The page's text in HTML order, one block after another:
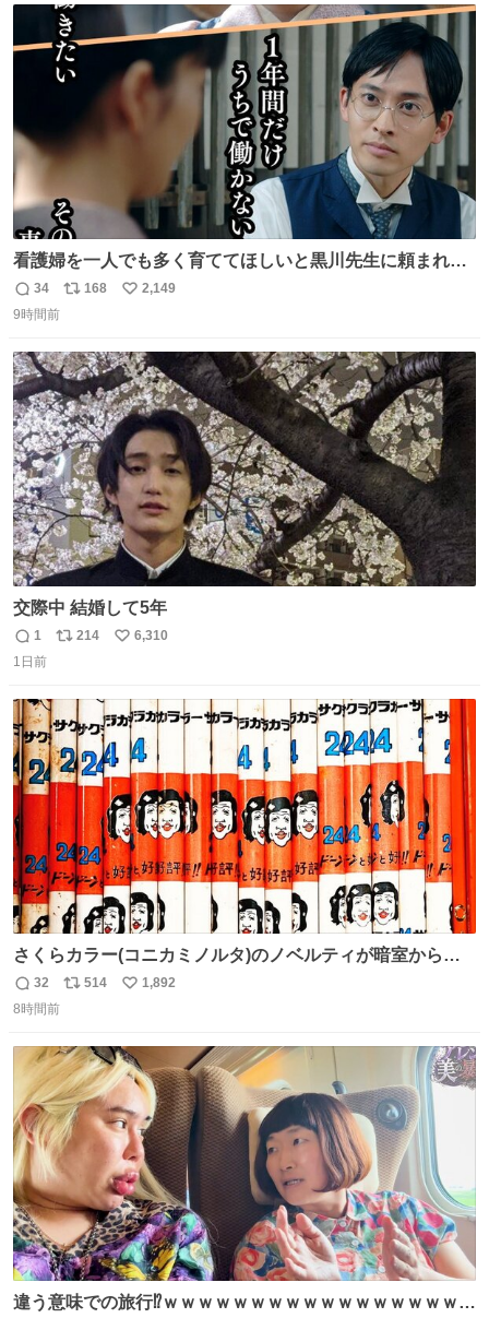
ト
数
数
看護婦を一人でも多く育ててほしいと黒川先生に頼まれ、
１年間だけ黒川病院で働くことにしたりん。 直美はその１
年間で恵風看護婦会を立て直すと話しました。 👇このシー
る 見上愛 上坂樹里 平埜生成
返
信
34
リ
ト
数
168
い
数
2,149
9時間前
交際中 結婚して5年
返
信
1
リ
数
214
い
数
6,310
1日前
さくらカラー(コニカミノルタ)のノベルティが暗室から山
のように出てきた。 1970年代のものかなあ。 欽ちゃん鉛
筆。どうすんの、これ。
返
信
32
リ
ト
数
514
い
数
1,892
8時間前
違う意味での旅行⁉️ｗｗｗｗｗｗｗｗｗｗｗｗｗｗｗｗｗｗ